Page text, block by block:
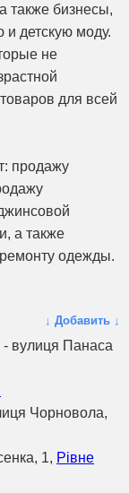
также бизнесы,
детскую моду.
не
для всей
продажу
а также
одежды.
↓ Добавить ↓
- вулиця Панаса
Чорновола,
1, Рівне